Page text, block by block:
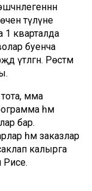
түләүне
1 кварталда
буенча
үтәлгән. Рөстәм
әмма
һәм
бар.
һәм заказлар
калырга